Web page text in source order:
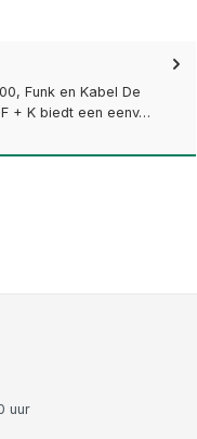
Funk en Kabel De
+ K biedt een eenv…
uur